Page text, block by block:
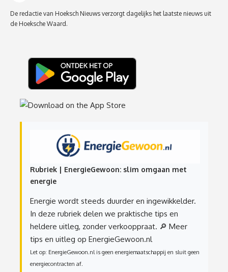
De redactie van Hoeksch Nieuws verzorgt dagelijks het laatste nieuws uit
de Hoeksche Waard.
Rubriek | EnergieGewoon: slim omgaan met
energie
Energie wordt steeds duurder en ingewikkelder.
In deze rubriek delen we praktische tips en
heldere uitleg, zonder verkooppraat. 🔎 Meer
tips en uitleg op EnergieGewoon.nl
Let op: EnergieGewoon.nl is geen energiemaatschappij en sluit geen
energiecontracten af.